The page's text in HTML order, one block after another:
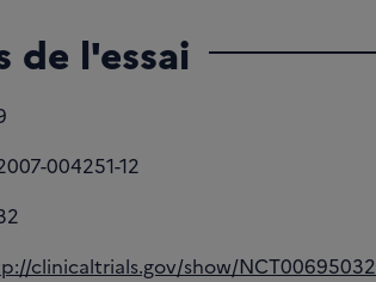
de l'essai
004251-12
clinicaltrials.gov/show/NCT00695032